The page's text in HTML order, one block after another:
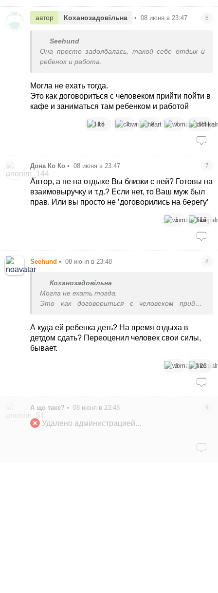
автор Коханозадовільна • 08 июня в 23:47 6
Seehund
Она просто задолбалась, такой себе отдых и
ребенок и работа.
Могла не ехать тогда.
Это как договориться с человеком прийти пойти в
кафе и заниматься там ребенком и работой
18 2 2 2 25
Дона Ко Ко • 08 июня в 23:47 7
Автор, а не на отдыхе Вы близки с ней? Готовы на
взаимовыручку и т.д.? Если нет, то Ваш муж был
прав. Или вы просто не ’договорились на берегу’
1 13
Seehund • 08 июня в 23:48 8
Коханозадовільна
Могла не ехать тогда.
Это как договориться с человеком прийти
работой
А куда ей ребенка деть? На время отдыха в
детдом сдать? Переоценил человек свои силы,
бывает.
9 25
А що таке? • 08 июня в 23:48 9
Удалено администрацией...